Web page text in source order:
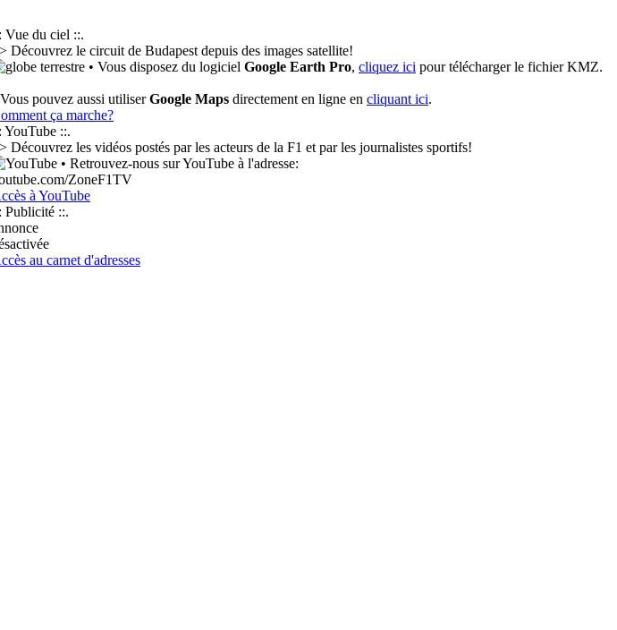
Vue du ciel ::.
Découvrez le circuit de Budapest depuis des images satellite!
• Vous disposez du logiciel Google Earth Pro, cliquez ici pour télécharger le fichier KMZ.
pouvez aussi utiliserGoogle Maps directement en ligne en cliquant ici.
ça marche?
YouTube ::.
Découvrez les vidéos postés par les acteurs de la F1 et par les journalistes sportifs!
• Retrouvez-nous sur YouTube à l'adresse:
ZoneF1TV
à YouTube
Publicité ::.
au carnet d'adresses